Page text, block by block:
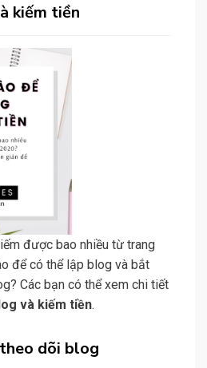
kiếm tiền
được bao nhiều từ trang
để có thể lập blog và bắt
Các bạn có thể xem chi tiết
và kiếm tiền.
dõi blog